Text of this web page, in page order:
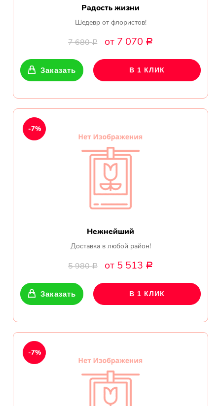
Радость жизни
Шедевр от флористов!
7 680Р от 7 070 Р
Заказать В 1 КЛИК
Нежнейший
Доставка в любой район!
5 980Р от 5 513 Р
-7%
Заказать В 1 КЛИК
-7%